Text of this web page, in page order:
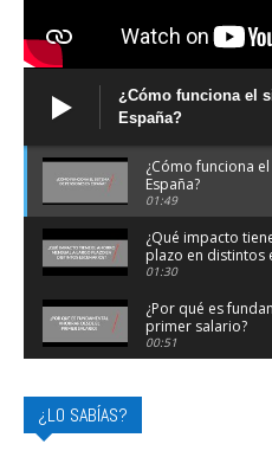
¿Cómo funciona el
España?
¿Cómo funciona
España?
01:49
¿Qué impacto
plazo en distintos
01:30
¿Por qué es
primer salario?
00:51
¿LO SABÍAS?